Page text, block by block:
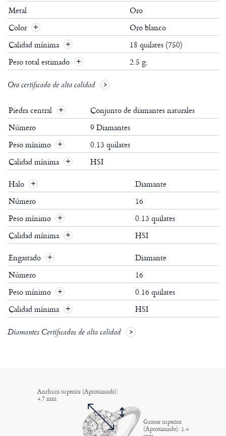
Metal
Oro
Color
Oro blanco
Calidad mínima
18 quilates (750)
Peso total estimado
2.5 g.
Oro certificado de alta calidad
Piedra central
Conjunto de diamantes naturales
Número
9 Diamantes
Peso mínimo
0.13 quilates
Calidad mínima
HSI
Halo
Diamante
Número
16
Peso mínimo
0.13 quilates
Calidad mínima
HSI
Engastado
Diamante
Número
16
Peso mínimo
0.16 quilates
Calidad mínima
HSI
Diamantes Certificados de alta calidad
Anchura superior (Aproximada):
4.7 mm
Grosor superior
(Aproximado): 1.4